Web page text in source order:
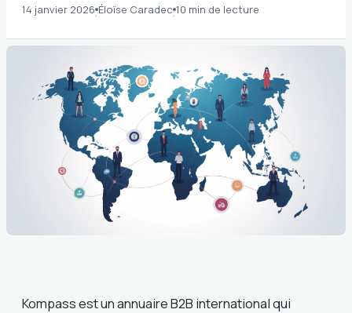
14 janvier 2026·Éloïse Caradec·10 min de lecture
Kompass est un annuaire B2B international qui